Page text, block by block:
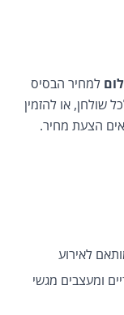
למחיר הבסיס
שולחן, או להזמין
הצעת מחיר.
לאירוע
ומעצבים מגשי